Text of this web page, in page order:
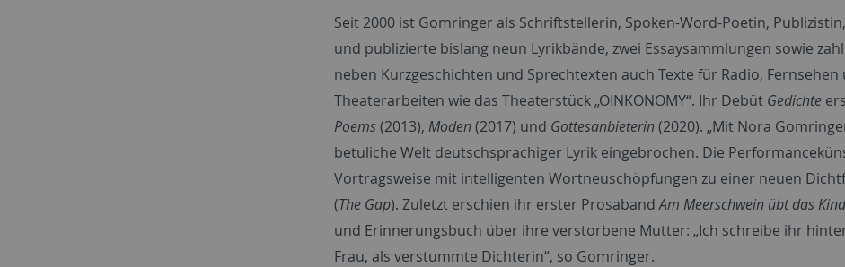
Seit 2000 ist Gomringer als Schriftstellerin, Spoken-Word-Poetin,
und publizierte bislang neun Lyrikbände, zwei Essaysammlungen sowie
neben Kurzgeschichten und Sprechtexten auch Texte für Radio,
Theaterarbeiten wie das Theaterstück „OINKONOMY“. Ihr Debüt Gedichte
Poems(2013), Moden(2017) und Gottesanbieterin(2020). „Mit Nora
betuliche Welt deutschsprachiger Lyrik eingebrochen. Die
Vortragsweise mit intelligenten Wortneuschöpfungen zu einer neuen
(The Gap). Zuletzt erschien ihr erster ProsabandAm Meerschwein übt das
und Erinnerungsbuch über ihre verstorbene Mutter: „Ich schreibe ihr
Frau, als verstummte Dichterin“, so Gomringer.